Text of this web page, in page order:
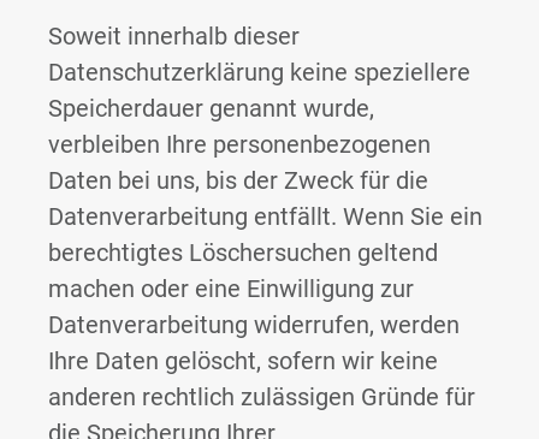
Soweit innerhalb dieser
Datenschutzerklärung keine speziellere
Speicherdauer genannt wurde,
verbleiben Ihre personenbezogenen
Daten bei uns, bis der Zweck für die
Datenverarbeitung entfällt. Wenn Sie ein
berechtigtes Löschersuchen geltend
machen oder eine Einwilligung zur
Datenverarbeitung widerrufen, werden
Ihre Daten gelöscht, sofern wir keine
anderen rechtlich zulässigen Gründe für
die Speicherung Ihrer